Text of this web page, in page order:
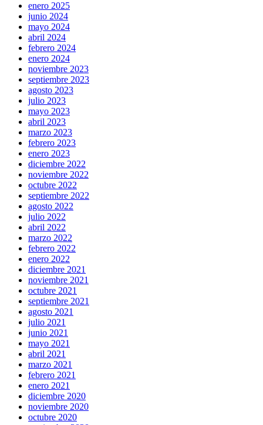
enero 2025
junio 2024
mayo 2024
abril 2024
febrero 2024
enero 2024
noviembre 2023
septiembre 2023
agosto 2023
julio 2023
mayo 2023
abril 2023
marzo 2023
febrero 2023
enero 2023
diciembre 2022
noviembre 2022
octubre 2022
septiembre 2022
agosto 2022
julio 2022
abril 2022
marzo 2022
febrero 2022
enero 2022
diciembre 2021
noviembre 2021
octubre 2021
septiembre 2021
agosto 2021
julio 2021
junio 2021
mayo 2021
abril 2021
marzo 2021
febrero 2021
enero 2021
diciembre 2020
noviembre 2020
octubre 2020